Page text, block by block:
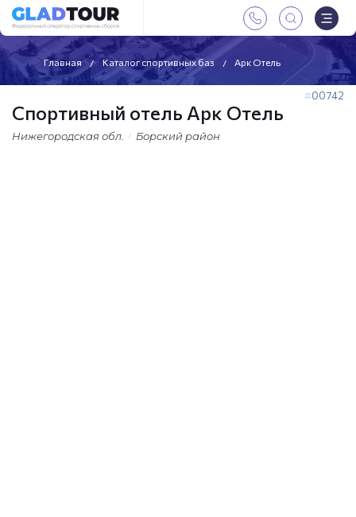
Главная Каталог спортивных баз Арк Отель
00742
Спортивный отель Арк Отель
Нижегородская обл. Борский район